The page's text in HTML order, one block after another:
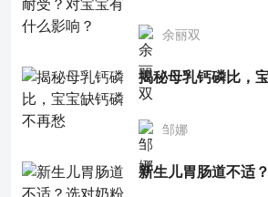
余丽双
揭秘母乳钙磷比，
邹娜
新生儿胃肠道不适